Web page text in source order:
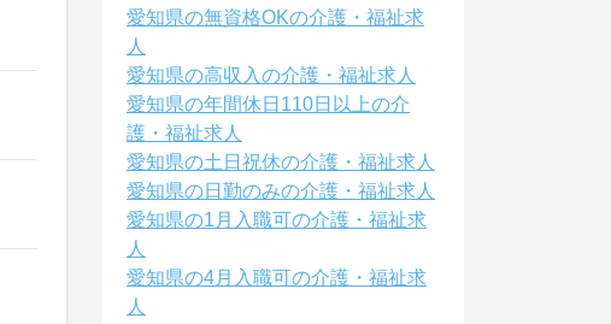
愛知県の無資格OKの介護・福祉求
人
愛知県の高収入の介護・福祉求人
愛知県の年間休日110日以上の介
護・福祉求人
愛知県の土日祝休の介護・福祉求人
愛知県の日勤のみの介護・福祉求人
愛知県の1月入職可の介護・福祉求
人
愛知県の4月入職可の介護・福祉求
人